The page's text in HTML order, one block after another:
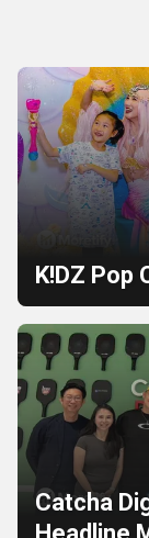
K!DZ Pop
Catcha